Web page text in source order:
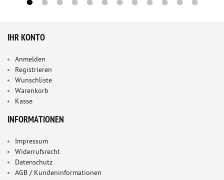
IHR KONTO
Anmelden
Registrieren
Wunschliste
Warenkorb
Kasse
INFORMATIONEN
Impressum
Widerrufsrecht
Datenschutz
AGB / Kundeninformationen